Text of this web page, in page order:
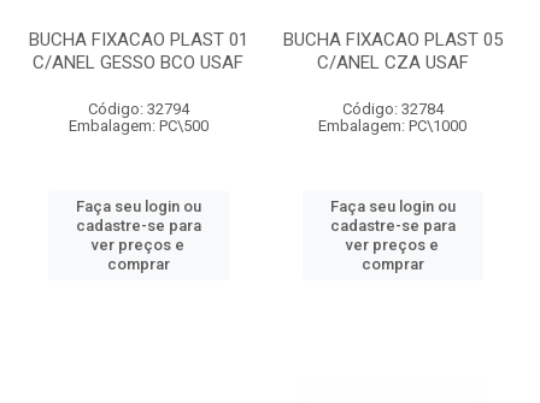
BUCHA FIXACAO PLAST 01
C/ANEL GESSO BCO USAF
Código: 32794
Embalagem: PC\500
Faça seu login ou
cadastre-se para
ver preços e
comprar
BUCHA FIXACAO PLAST 05
C/ANEL CZA USAF
Código: 32784
Embalagem: PC\1000
Faça seu login ou
cadastre-se para
ver preços e
comprar